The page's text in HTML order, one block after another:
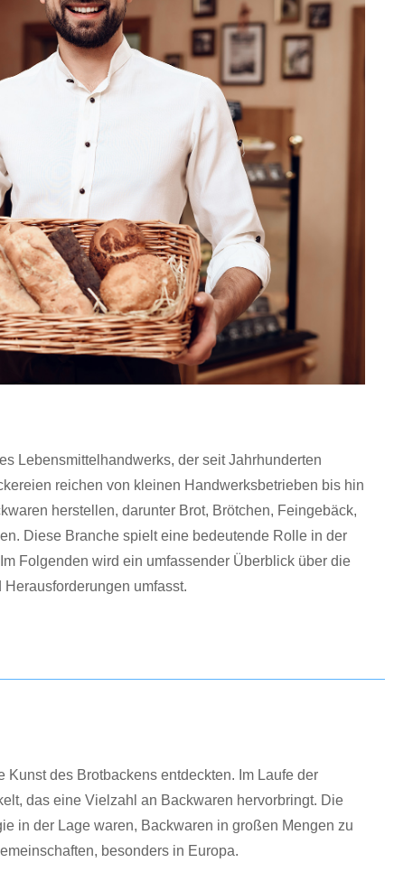
Lebensmittelhandwerks, der seit Jahrhunderten
reichen von kleinen Handwerksbetrieben bis hin
herstellen, darunter Brot, Brötchen, Feingebäck,
Diese Branche spielt eine bedeutende Rolle in der
Folgenden wird ein umfassender Überblick über die
umfasst.
des Brotbackens entdeckten. Im Laufe der
das eine Vielzahl an Backwaren hervorbringt. Die
in der Lage waren, Backwaren in großen Mengen zu
besonders in Europa.